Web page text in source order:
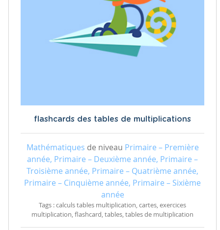
flashcards des tables de multiplications
Mathématiques de niveau Primaire – Première
année, Primaire – Deuxième année, Primaire –
Troisième année, Primaire – Quatrième année,
Primaire – Cinquième année, Primaire – Sixième
année
Tags : calculs tables multiplication, cartes, exercices
multiplication, flashcard, tables, tables de multiplication